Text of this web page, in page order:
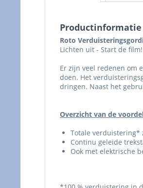
Productinformatie
Roto
Lichten uit - Start de film!
Er zijn veel redenen om
doen. Het
dringen. Naast het
Overzicht van de
Totale verduistering*
Continu geleide
Ook met elektrische